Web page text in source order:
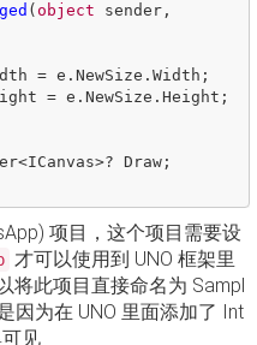
( object sender,
= e . NewSize . Width ;
= e . NewSize . Height ;
<ICanvas>? Draw;
项目，这个项目需要设
才可以使用到 UNO 框架里
将此项目直接命名为 Sampl
因为在 UNO 里面添加了 Int
见